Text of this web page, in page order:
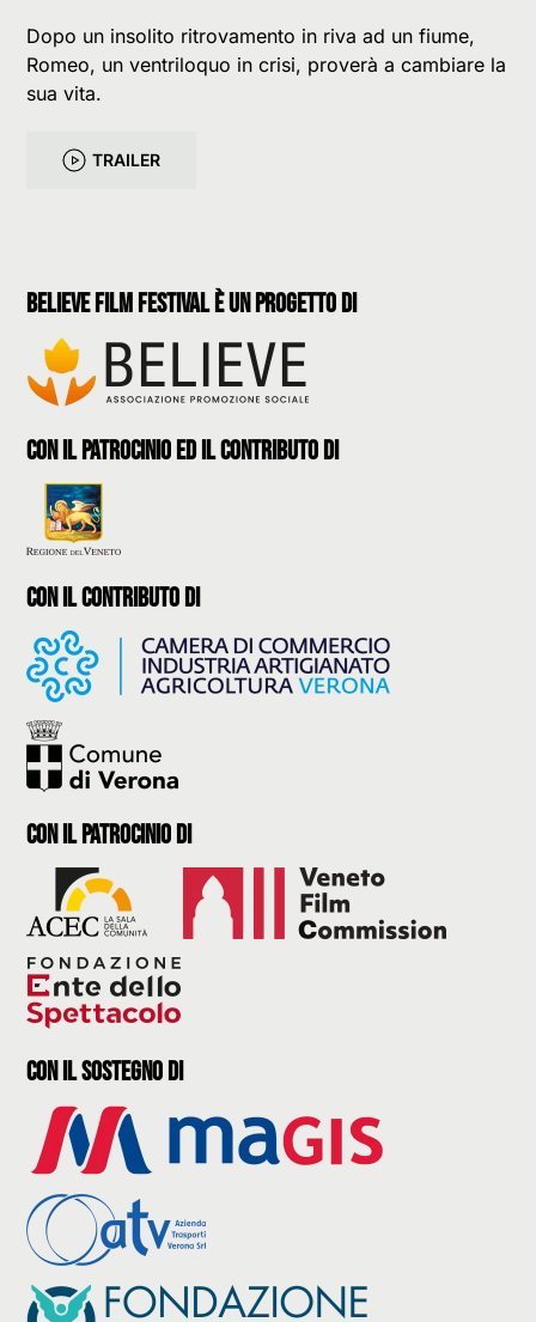
Dopo un insolito ritrovamento in riva ad un fiume,
Romeo, un ventriloquo in crisi, proverà a cambiare la
sua vita.
TRAILER
believe film festival è un progetto di
con il patrocinio ed il contributo di
con il contributo di
con il Patrocinio di
con il sostegno di